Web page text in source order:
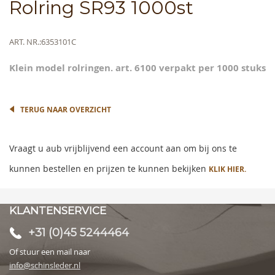
Rolring SR93 1000st
Meer
ART. NR.6353101C
Klein model rolringen. art. 6100 verpakt per 1000 stuks
to
the
images
TERUG NAAR OVERZICHT
Vraagt u aub vrijblijvend een account aan om bij ons te
kunnen bestellen en prijzen te kunnen bekijken KLIK HIER.
KLANTENSERVICE
+31 (0)45 5244464
Of stuur een mail naar
info@schinsleder.nl